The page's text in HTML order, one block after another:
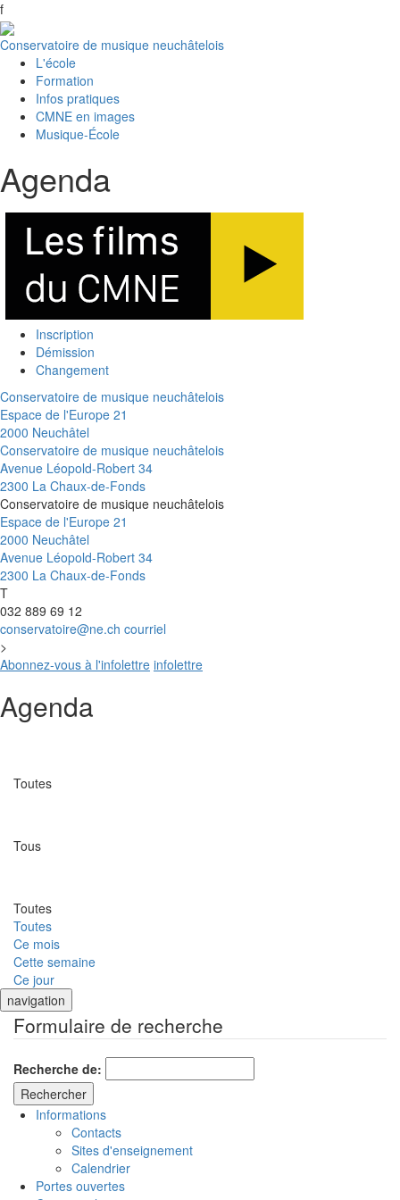
f
Conservatoire de musique neuchâtelois
L'école
Formation
Infos pratiques
CMNE en images
Musique-École
Agenda
Inscription
Démission
Changement
Conservatoire de musique neuchâtelois
Espace de l'Europe 21
2000 Neuchâtel
Conservatoire de musique neuchâtelois
Avenue Léopold-Robert 34
2300 La Chaux-de-Fonds
Conservatoire de musique neuchâtelois
Espace de l'Europe 21
2000 Neuchâtel
Avenue Léopold-Robert 34
2300 La Chaux-de-Fonds
T
032 889 69 12
conservatoire@ne.ch courriel
>
Abonnez-vous à l'infolettre infolettre
Agenda
Toutes
Tous
Toutes
Toutes
Ce mois
Cette semaine
Ce jour
navigation
Formulaire de recherche
Recherche de:
Informations
Contacts
Sites d'enseignement
Calendrier
Portes ouvertes